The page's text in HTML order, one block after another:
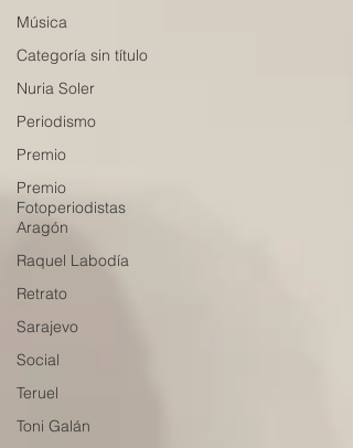
Música
Categoría sin título
Nuria Soler
Periodismo
Premio
Premio
Fotoperiodistas
Aragón
Raquel Labodía
Retrato
Sarajevo
Social
Teruel
Toni Galán